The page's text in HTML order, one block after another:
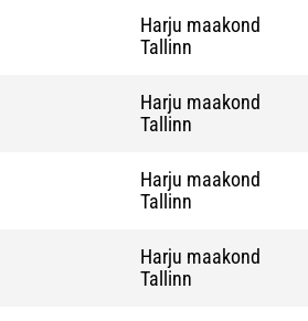
Harju maakond
Tallinn
Harju maakond
Tallinn
Harju maakond
Tallinn
Harju maakond
Tallinn